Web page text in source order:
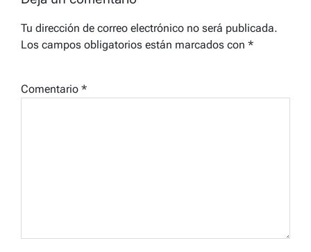
Tu dirección de correo electrónico no será publicada.
Los campos obligatorios están marcados con *
Comentario *